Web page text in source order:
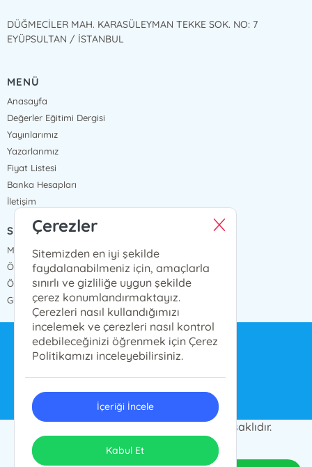
DÜĞMECİLER MAH. KARASÜLEYMAN TEKKE SOK. NO: 7
EYÜPSULTAN / İSTANBUL
MENÜ
Anasayfa
Değerler Eğitimi Dergisi
Yayınlarımız
Yazarlarımız
Fiyat Listesi
Banka Hesapları
İletişim
SÖZLEŞMELER
Mesafeli Satış Sözleşmesi
Ön Bilgilendirme Formu
Ödeme ve Teslimat
Gizlilik ve Güvenlik
bilgi@ensarnesriyat.com.tr
© 2024 Ensar Yayın Grubu. Her hakkı saklıdır.
Tasarım & Uygulama
Çerezler
Sitemizden en iyi şekilde
faydalanabilmeniz için, amaçlarla
sınırlı ve gizliliğe uygun şekilde
çerez konumlandırmaktayız.
Çerezleri nasıl kullandığımızı
incelemek ve çerezleri nasıl kontrol
edebileceğinizi öğrenmek için Çerez
Politikamızı inceleyebilirsiniz.
İçeriği İncele
Kabul Et